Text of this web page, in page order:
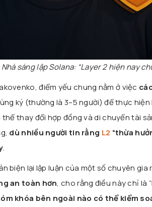
Nhà sáng lập Solana: “Layer 2 hiện nay
điểm yếu chung nằm ở việc
ký (thường là 3–5 người) để thực
thay đổi hợp đồng và di chuyển tài
dù nhiều người tin rằng L2 “thừa
.
biện lại lập luận của một số chuyên gia
an toàn hơn, cho rằng điều này chỉ là
khóa bên ngoài nào có thể kiểm